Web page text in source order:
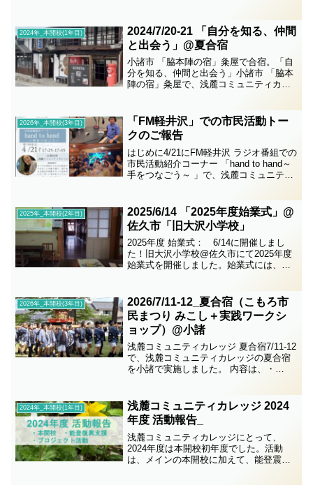
社会参加(仕組み作り)」の実践例として、
出展・展示さ...
2024年_本開校(1年目)
2024/7/20-21 「自分を知る、仲間
と出会う」@夏合宿
小諸市 「脇本陣の宿」粂屋で合宿。「自
分を知る、仲間と出会う」小諸市 「脇本
陣の宿」粂屋で、浅麓コミュニティカレ
のメンバーも加わり、2日間のプログラム
を実施。開催日2...
2026年_本開校(3年目)
「FM軽井沢」での市民活動トー
クのご報告
はじめに4/21にFM軽井沢 ラジオ番組での
市民活動紹介コーナー 「hand to hand～
手をつなごう～ 」で、浅麓コミュニティ
は、軽井沢で活動している...
2025年_本開校(2年目)
2025/6/14 「2025年度始業式」@
佐久市「旧大沢小学校」
2025年度 始業式： 6/14に開催しまし
た！旧大沢小学校@佐久市にて2025年度
始業式を開催しました。始業式には、大
地域の記憶や魅力を改めて感じることが
できました...
2026年_本開校(3年目)
2026/7/11-12_夏合宿（こもろ市
民まつり みこし＋実践ワークシ
ョップ）@小諸
浅麓コミュニティカレッジ 夏合宿7/11-12
で、浅麓コミュニティカレッジの夏合宿
を小諸で実施しました。 内容は、・
で、内容をご報告いたします。7/11...
2024年_本開校(1年目)
浅麓コミュニティカレッジ 2024
年度 活動報告_
浅麓コミュニティカレッジにとって、
2024年度は本開校初年度でした。活動
は、メインの本開校に加えて、能登震災